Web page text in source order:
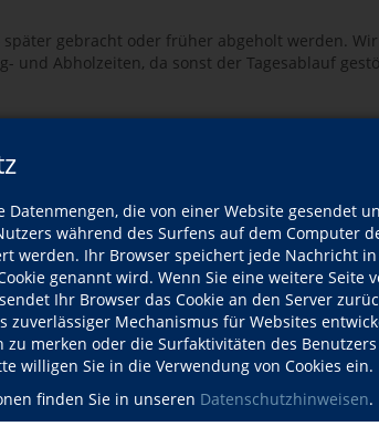
Datenmengen, die von einer Website gesendet
während des Surfens auf dem Computer
werden. Ihr Browser speichert jede Nachricht
genannt wird. Wenn Sie eine weitere Seite
Ihr Browser das Cookie an den Server
zuverlässiger Mechanismus für Websites
zu merken oder die Surfaktivitäten des Benutzers
willigen Sie in die Verwendung von Cookies ein.
finden Sie in unseren Datenschutzhinweisen.
gebracht oder früher abgeholt werden.
und Abholzeiten, da sonst der Tagesablauf
abgeholt werden.
hinweisen. So können mehrere